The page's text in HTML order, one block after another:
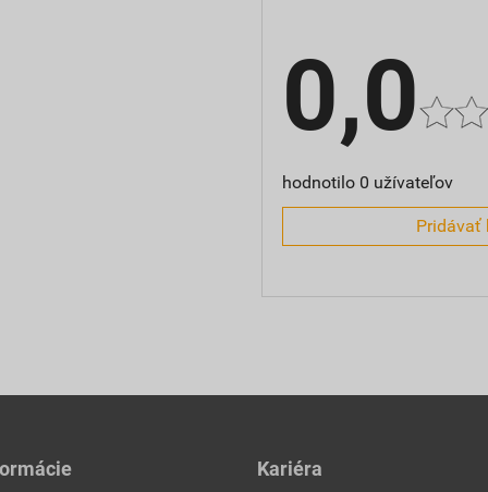
0,0
hodnotilo 0 užívateľov
Pridávať
Kariéra